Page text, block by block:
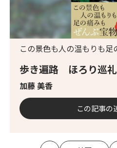
歩き遍路 ほろり巡礼
加藤 美香
この景色も人の温もりも
この記事の